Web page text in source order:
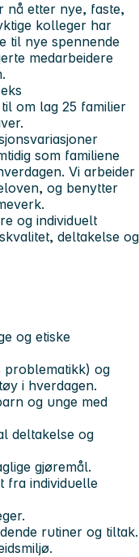
nå etter nye, faste,
kolleger har
til nye spennende
medarbeidere
om lag 25 familier
som familiene
Vi arbeider
og benytter
og individuelt
deltakelse og
og etiske
problematikk) og
i hverdagen.
og unge med
deltakelse og
gjøremål.
fra individuelle
rutiner og tiltak.